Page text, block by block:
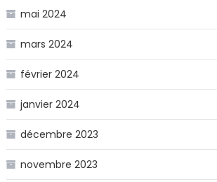
mai 2024
mars 2024
février 2024
janvier 2024
décembre 2023
novembre 2023